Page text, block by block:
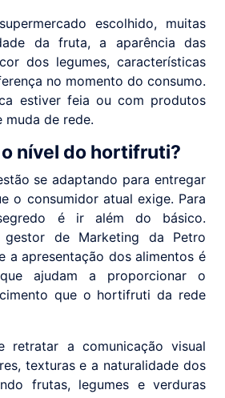
escolhido, muitas
da fruta, a aparência das
dos legumes, características
no momento do consumo.
estiver feia ou com produtos
muda de rede.
nível do hortifruti?
se adaptando para entregar
o consumidor atual exige. Para
é ir além do básico.
gestor de Marketing da Petro
a apresentação dos alimentos é
ajudam a proporcionar o
que o hortifruti da rede
retratar a comunicação visual
texturas e a naturalidade dos
frutas, legumes e verduras